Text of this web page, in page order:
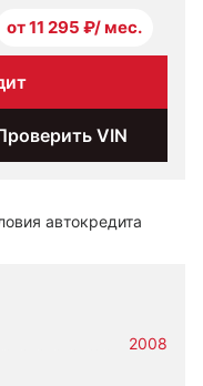
автокредита
2008
от 11 295 ₽/ мес.
VIN